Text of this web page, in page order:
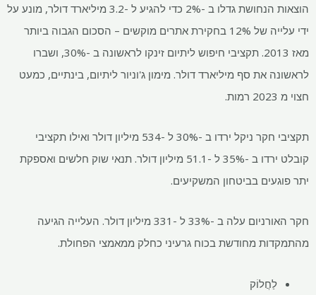
הוצאות הנחושת גדלו ב -2% כדי להגיע ל -3.2 מיליארד דולר, מונע על
ידי עלייה של 12% בחקירת אתרים מוקשים – הסכום הגבוה ביותר
מאז 2013. תקציבי חיפוש ליתיום זינקו לראשונה ב -30%, ושברו
לראשונה את סף מיליארד דולר. מימון ג'וניור ליתיום, בינתיים, כמעט
חצוי מ 2023 רמות.
תקציבי חקר ניקל ירדו ב -30% ל -534 מיליון דולר ואילו תקציבי
קובלט ירדו ב -35% ל -51.1 מיליון דולר. תנאי שוק חלשים ואספקת
יתר פוגעים בביטחון המשקיעים.
חקר האורניום עלה ב -33% ל -331 מיליון דולר. העלייה הגיעה
מהתמקדות מחודשת בכוח גרעיני כחלק ממאמצי הפחולת.
לַחֲלוֹק